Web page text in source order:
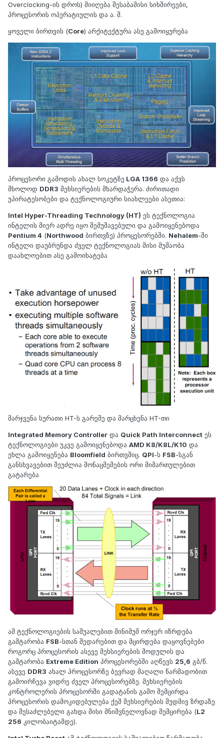
Overclocking-ის დროს) მიიღება შესაბამისი სიხშირეები,
პროცესორის ოპერატიულის და ა. შ.
ყოველი ბირთვის (Core) არქიტექტურა ასე გამოიყურება
პროცესორი გამოდის ახალ სოკეტზე LGA 1366 და აქვს
მხოლოდ DDR3 მეხსიერების მხარდაჭერა. ძირითადი
უპირატესობები და ტექნოლოგიური სიახლეები ასეთია:
Intel Hyper-Threading Technology (HT) ეს ტექნოლოგია
ინტელის მიერ ადრე იყო შემუშავებული და გამოიყენებოდა
Pentium 4 (Northwood ბირთვზე) პროცესორებში. Nehalem-ში
ინტელი დაუბრუნდა ძველ ტექნოლოგიას მისი მუშაობა
დაახლოებით ასე გამოიხატება
მარჯვენა სურათი HT-ს გარეშე და მარცხენა HT-თი
Integrated Memory Controller და Quick Path Interconnect ეს
ტექნოლოგიები უკვე გამოიყენებოდა AMD K8/K8L/K10 და
ეხლა გამოიყენება Bloomfield ბირთვშიც. QPI-ს FSB-სგან
განსხვავებით შეუძლია მონაცმემების ორი მიმართულებით
გატარება
ამ ტექნოლოგიების საშუალებით მინიმუმ ორჯერ იზრდება
გამტარობა FSB-სთან შედარებით და მცირდება დაყოვნებები
როგორც პროცესორის ასევე მეხსიერების მოდულის და
გამტარობა Extreme Edition პროცესორებში აღწევს 25,6 გბ/წ.
ასევე DDR3 ახალ პროცესორზე ბევრად მაღალი წარმადობით
გამოირჩევა ვიდრე ძველ პროცესორებზე. მეხსიერების
კონტროლერის პროცესორში გადატანის გამო შემცირდა
პროცესორის დამოკიდებულება ქეშ მეხსიერების მუდმივ ზრდაზე
და შესაძლებელი გახდა მისი მნიშვნელოვნად შემცირება (L2
256 კილობაიტამდე).